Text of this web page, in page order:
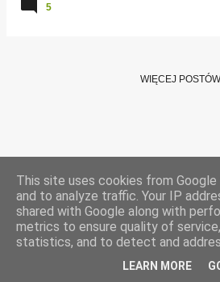
5
WIĘCEJ POSTÓW
Obsługiwane przez
Tekst i zdjęcia Marzena Kwiatkowska,
This site uses cookies from
and to analyze traffic. Your IP
shared with Google along with
metrics to ensure quality of
statistics, and to detect and
LEARN MORE